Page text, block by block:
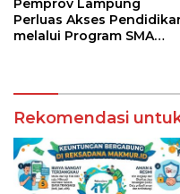
Pemprov Lampung
Perluas Akses
melalui Program SMA
Rekomendasi